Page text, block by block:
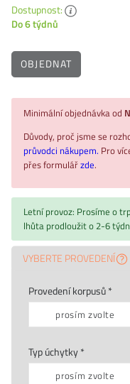
Dostupnost:
Do 6 týdnů
OBJEDNAT
Minimální objednávka od
Důvody, proč jsme se
průvodci nákupem. Pro
přes formulářzde.
Letní provoz: Prosíme o
lhůta prodloužit o 2-6
VYBERTE PROVEDENÍ
Provedení korpusů *
prosím zvolte
Typ úchytky *
prosím zvolte